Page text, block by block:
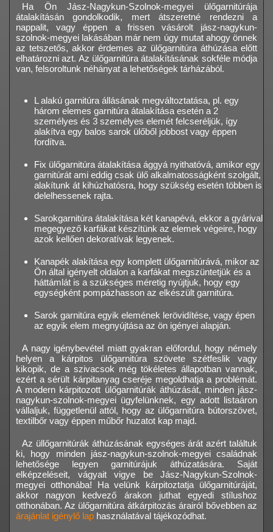
Ha Ön Jász-Nagykun-Szolnok-megyei ülőgarnitúrája
átalakításán gondolkodik, mert átszeretné rendezni a
nappalit, vagy éppen a frissen vásárolt jász-nagykun-
szolnok-megyei lakásában már nem úgy mutat ahogy önnek
az tetszetős, akkor érdemes az ülőgarnitúra áthúzása előtt
elhatározni azt. Az ülőgarnitúra átalakításának sokféle módja
van, felsoroltunk néhányat a lehetőségek tárházából.
L alakú garnitúra állásának megváltoztatása, pl. egy
három elemes garnitúra átalakítása esetén a 2
személyes és 3 személyes elemét felcseréljük, így
alakítva egy balos sarok ülőből jobbost vagy éppen
fordítva.
Fix ülőgarnitúra átalakítása ággyá nyithatóvá, amikor egy
garnitúrát ami eddig csak ülő alkalmatosságként szolgált,
alakítunk át kihúzhatósra, hogy szükség esetén többen is
delelhessenek rajta.
Sarokgarnitúra átalakítása két kanapévá, ekkor a gyárival
megegyező karfákat készítünk az elemek végeire, hogy
azok kellően dekoratívak legyenek.
Kanapék alakítása egy komplett ülőgarnitúrává, mikor az
Ön által igényelt oldalon a karfákat megszüntetjük és a
háttámlát is a szükséges méretig nyújtjuk, hogy egy
egységként pompázhasson az elkészült garnitúra.
Sarok garnitúra egyik elemének lerövidítése, vagy épen
az egyik elem megnyújtása az ön igényei alapján.
A nagy igénybevétel miatt gyakran előfordul, hogy némely
helyen a kárpitos ülőgarnitúra szövete szétfeslik vagy
kikopik, de a szivacsok még tökéletes állapotban vannak,
ezért a sérült kárpitanyag cseréje megoldhatja a problémát.
A modern kárpitozott ülőgarnitúrák áthúzását, minden jász-
nagykun-szolnok-megyei ügyfelünknek, egy adott listaáron
vállaljuk, függetlenül attól, hogy az ülőgarnitúra bútorszövet,
textilbőr vagy éppen műbőr huzatot kap majd.
Az üllőgarnitúrák áthúzásának egységes árát azért találtuk
ki, hogy minden jász-nagykun-szolnok-megyei családnak
lehetősége legyen garnitúrájuk áthúzatására. Saját
elképzeléseit, vágyait vigye be Jász-Nagykun-Szolnok-
megyei otthonába! Ha velünk kárpitoztatja ülőgarnitúráját,
akkor nagyon kedvező árakon juthat egyedi stílushoz
otthonában. Az ülőgarnitúra átkárpitozás árairól bővebben az
árajánlat igénylő lap használatával tájékozódhat.